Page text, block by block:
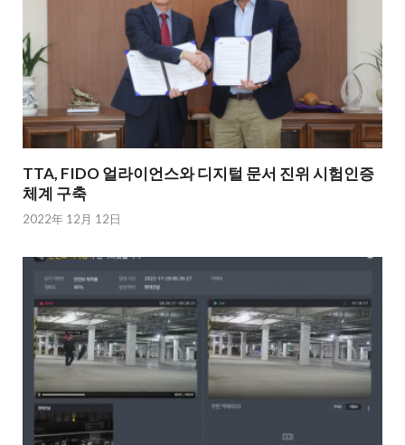
TTA, FIDO 얼라이언스와 디지털 문서 진위 시험인증
체계 구축
2022年 12月 12日